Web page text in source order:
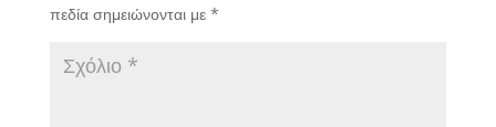
πεδία σημειώνονται με *